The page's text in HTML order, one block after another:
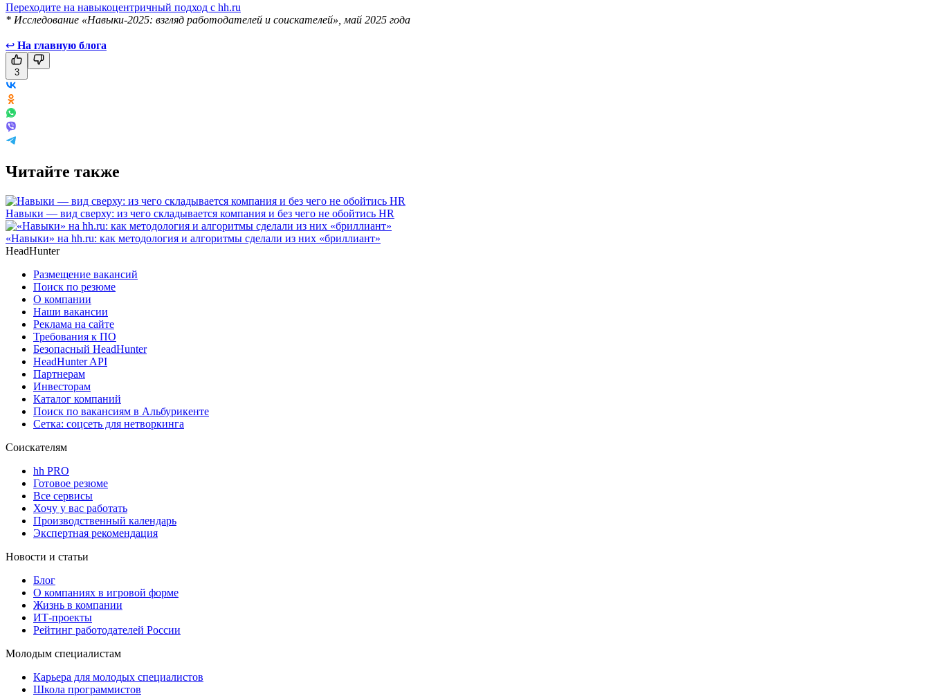
Переходите на навыкоцентричный подход с hh.ru
* Исследование «Навыки-2025: взгляд работодателей и соискателей», май 2025 года
↩ На главную блога
3
Читайте также
Навыки — вид сверху: из чего складывается компания и без чего не обойтись HR
«Навыки» на hh.ru: как методология и алгоритмы сделали из них «бриллиант»
HeadHunter
Размещение вакансий
Поиск по резюме
О компании
Наши вакансии
Реклама на сайте
Требования к ПО
Безопасный HeadHunter
HeadHunter API
Партнерам
Инвесторам
Каталог компаний
Поиск по вакансиям в Альбурикенте
Сетка: соцсеть для нетворкинга
Соискателям
hh PRO
Готовое резюме
Все сервисы
Хочу у вас работать
Производственный календарь
Экспертная рекомендация
Новости и статьи
Блог
О компаниях в игровой форме
Жизнь в компании
ИТ-проекты
Рейтинг работодателей России
Молодым специалистам
Карьера для молодых специалистов
Школа программистов